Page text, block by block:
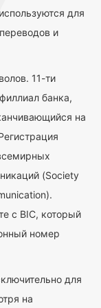
для
и
11-ти
банка,
на
(Society
с BIC, который
номер
для
на